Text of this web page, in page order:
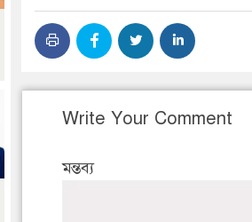
Write Your Comment
মন্তব্য